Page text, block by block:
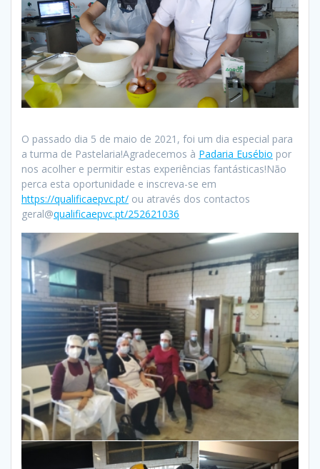
O passado dia 5 de maio de 2021, foi um dia especial para
a turma de Pastelaria!Agradecemos à Padaria Eusébio por
nos acolher e permitir estas experiências fantásticas!Não
perca esta oportunidade e inscreva-se em
https://qualificaepvc.pt/ ou através dos contactos
geral@qualificaepvc.pt/252621036